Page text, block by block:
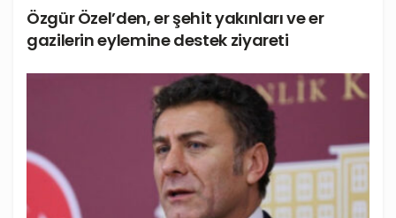
Özgür Özel’den, er şehit yakınları ve er
gazilerin eylemine destek ziyareti